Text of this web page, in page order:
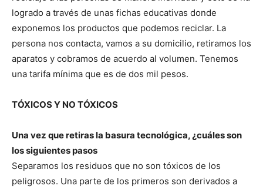
logrado a través de unas fichas educativas donde
exponemos los productos que podemos reciclar. La
persona nos contacta, vamos a su domicilio, retiramos los
aparatos y cobramos de acuerdo al volumen. Tenemos
una tarifa mínima que es de dos mil pesos.
TÓXICOS Y NO TÓXICOS
Una vez que retiras la basura tecnológica, ¿cuáles son
los siguientes pasos
Separamos los residuos que no son tóxicos de los
peligrosos. Una parte de los primeros son derivados a